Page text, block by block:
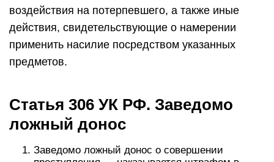
воздействия на потерпевшего, а также иные
действия, свидетельствующие о намерении
применить насилие посредством указанных
предметов.
Статья 306 УК РФ. Заведомо
ложный донос
Заведомо ложный донос о совершении